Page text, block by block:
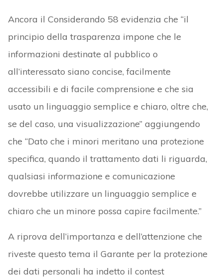
Ancora il Considerando 58 evidenzia che “il
principio della trasparenza impone che le
informazioni destinate al pubblico o
all’interessato siano concise, facilmente
accessibili e di facile comprensione e che sia
usato un linguaggio semplice e chiaro, oltre che,
se del caso, una visualizzazione” aggiungendo
che “Dato che i minori meritano una protezione
specifica, quando il trattamento dati li riguarda,
qualsiasi informazione e comunicazione
dovrebbe utilizzare un linguaggio semplice e
chiaro che un minore possa capire facilmente.”
A riprova dell’importanza e dell’attenzione che
riveste questo tema il Garante per la protezione
dei dati personali ha indetto il contest